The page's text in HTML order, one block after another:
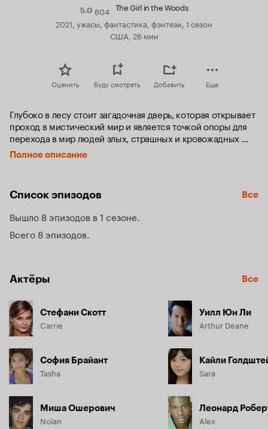
5.0Рейтинг
Кинопоиска
604 The Girl in the Woods
2021, ужасы, фантастика, фэнтези, 1 сезон
США, 26 мин
Оценить Буду смотреть Добавить Еще
Глубоко в лесу стоит загадочная дверь, которая открывает
проход в мистический мир и является точкой опоры для
перехода в мир людей злых, страшных и кровожадных
тварей. Как с ними бороться и побеждать, как защищаться
и не впускать их в наш мир знают обитатели колонии
возможностями и способностями для борьбы с этими
живут недалеко от них в городской среде считают их
сектантами, и ненормальными, не понимая что они их
Керри вместе с друзьями должна остановить проникшего
Полное описание
Список эпизодов Все
Вышло 8 эпизодов в 1 сезоне
Всего 8 эпизодов
Актёры Все
Стефани Скотт
Carrie
София Брайант
Tasha
Миша Ошерович
Nolan
Уилл Юн Ли
Arthur Deane
Кайли
Sara
Леонард
Alex